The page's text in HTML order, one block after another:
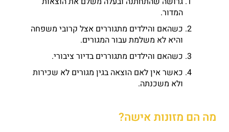
המדור.
כשהאם והילדים מתגוררים אצל קרובי משפחה
והיא לא משלמת עבור המגורים.
כשהאם והילדים מתגוררים בדיור ציבורי.
כאשר אין לאם הוצאה בגין מגורים לא שכירות
ולא משכנתה.
מה הם מזונות אישה?